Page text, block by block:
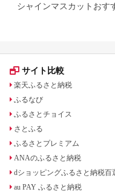
シャインマスカットおす
サイト比較
楽天ふるさと納税
ふるなび
ふるさとチョイス
さとふる
ふるさとプレミアム
ANAのふるさと納税
dショッピングふるさと納税百
au PAY ふるさと納税